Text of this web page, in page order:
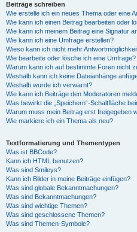
Beiträge schreiben
Wie erstelle ich ein neues Thema oder eine
Wie kann ich einen Beitrag bearbeiten oder
Wie kann ich meinem Beitrag eine Signatur
Wie kann ich eine Umfrage erstellen?
Wieso kann ich nicht mehr
Wie bearbeite oder lösche ich eine Umfrage?
Warum kann ich auf bestimmte Foren nicht
Weshalb kann ich keine Dateianhänge
Weshalb wurde ich verwarnt?
Wie kann ich Beiträge den Moderatoren
Was bewirkt die „Speichern“-Schaltfläche
Warum muss mein Beitrag erst freigegeben
Wie markiere ich ein Thema als neu?
Textformatierung und Thementypen
Was ist BBCode?
Kann ich HTML benutzen?
Was sind Smileys?
Kann ich Bilder in meine Beiträge einfügen?
Was sind globale Bekanntmachungen?
Was sind Bekanntmachungen?
Was sind wichtige Themen?
Was sind geschlossene Themen?
Was sind Themen-Symbole?